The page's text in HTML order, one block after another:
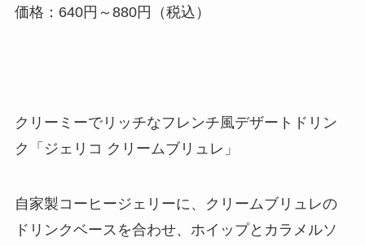
価格：640円～880円（税込）
クリーミーでリッチなフレンチ風デザートドリン
ク「ジェリコ クリームブリュレ」
自家製コーヒージェリーに、クリームブリュレの
ドリンクベースを合わせ、ホイップとカラメルソ